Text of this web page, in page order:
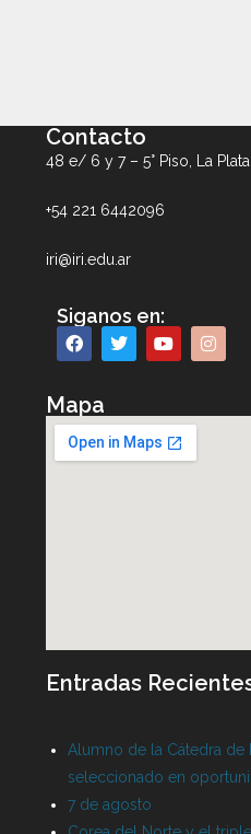
Contacto
48 e/ 6 y 7 – 5° Piso, La
+54 221 6442096
iri@iri.edu.ar
Siganos en:
Mapa
Entradas
Alumno de la Cátedra de
seleccionado en
7 de agosto